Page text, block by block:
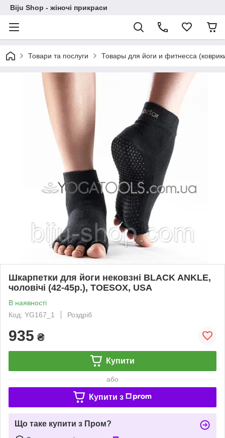
Biju Shop - жіночі прикраси
Товари та послуги Товары для йоги и фитнесса
Шкарпетки для йоги нековзні BLACK ANKLE,
чоловічі (42-45р.), TOESOX, USA
В наявності
Код: YG167_1
Роздріб
935 ₴
Купити
або
Купити з
Що таке купити з Пром?